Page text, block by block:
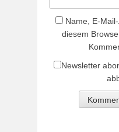
Name, E-
diesem
Newsletter